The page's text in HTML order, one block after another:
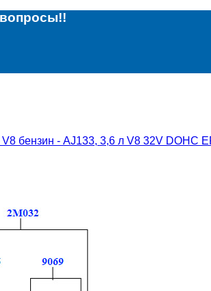
бензин - AJ133, 3,6 л V8 32V DOHC